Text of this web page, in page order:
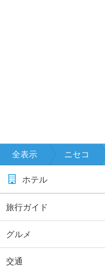
全表示 ニセコ
ホテル
旅行ガイド
グルメ
交通